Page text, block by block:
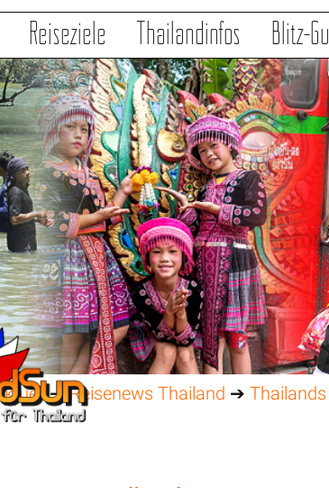
Reiseziele Thailandinfos Blitz-
➔Reisenews Thailand ➔